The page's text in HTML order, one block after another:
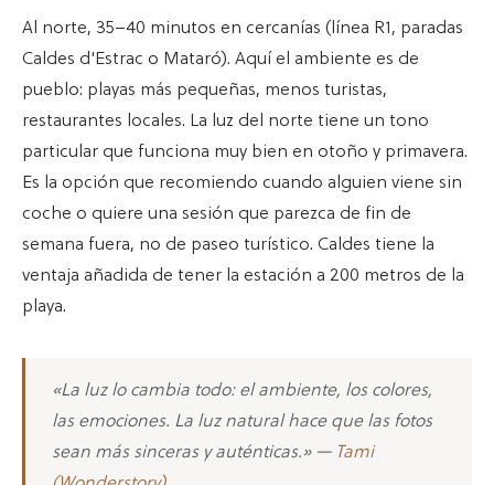
Al norte, 35–40 minutos en cercanías (línea R1, paradas
Caldes d'Estrac o Mataró). Aquí el ambiente es de
pueblo: playas más pequeñas, menos turistas,
restaurantes locales. La luz del norte tiene un tono
particular que funciona muy bien en otoño y primavera.
Es la opción que recomiendo cuando alguien viene sin
coche o quiere una sesión que parezca de fin de
semana fuera, no de paseo turístico. Caldes tiene la
ventaja añadida de tener la estación a 200 metros de la
playa.
«La luz lo cambia todo: el ambiente, los colores,
las emociones. La luz natural hace que las fotos
sean más sinceras y auténticas.» — Tami